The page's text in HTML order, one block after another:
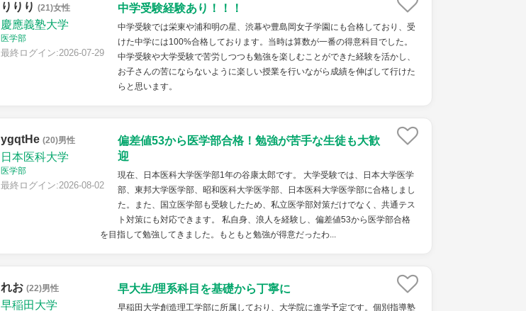
りりり (21)女性
慶應義塾大学
医学部
最終ログイン:2026-07-29
中学受験経験あり！！！
中学受験では栄東や浦和明の星、渋幕や豊島岡女子学園にも合格しており、受
けた中学には100%合格しております。当時は算数が一番の得意科目でした。
中学受験や大学受験で苦労しつつも勉強を楽しむことができた経験を活かし、
お子さんの苦にならないように楽しい授業を行いながら成績を伸ばして行けた
らと思います。
ygqtHe (20)男性
日本医科大学
医学部
最終ログイン:2026-08-02
偏差値53から医学部合格！勉強が苦手な生徒も大歓
迎
現在、日本医科大学医学部1年の谷康太郎です。 大学受験では、日本大学医学
部、東邦大学医学部、昭和医科大学医学部、日本医科大学医学部に合格しまし
た。また、国立医学部も受験したため、私立医学部対策だけでなく、共通テス
ト対策にも対応できます。 私自身、浪人を経験し、偏差値53から医学部合格
を目指して勉強してきました。もともと勉強が得意だったわ...
れお (22)男性
早稲田大学
早大生/理系科目を基礎から丁寧に
早稲田大学創造理工学部に所属しており、大学院に進学予定です。個別指導塾